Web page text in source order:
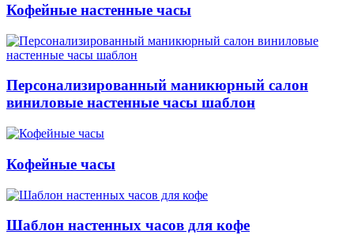
Кофейные настенные часы
Персонализированный маникюрный салон
виниловые настенные часы шаблон
Кофейные часы
Шаблон настенных часов для кофе